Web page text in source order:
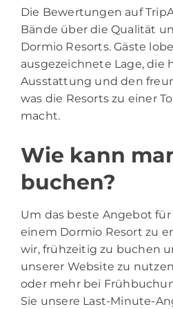
Die Bewertungen auf
Bände über die Qualität
Dormio Resorts. Gäste
ausgezeichnete Lage, die
Ausstattung und den
was die Resorts zu einer
macht.
Wie kann
buchen?
Um das beste Angebot
einem Dormio Resort zu
wir, frühzeitig zu buchen
unserer Website zu
oder mehr bei
Sie unsere Last-Minute-